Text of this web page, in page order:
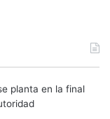
planta en la final